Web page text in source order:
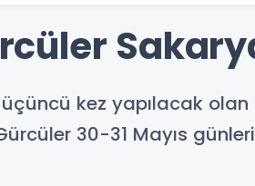
üçüncü kez yapılacak
30-31 Mayıs